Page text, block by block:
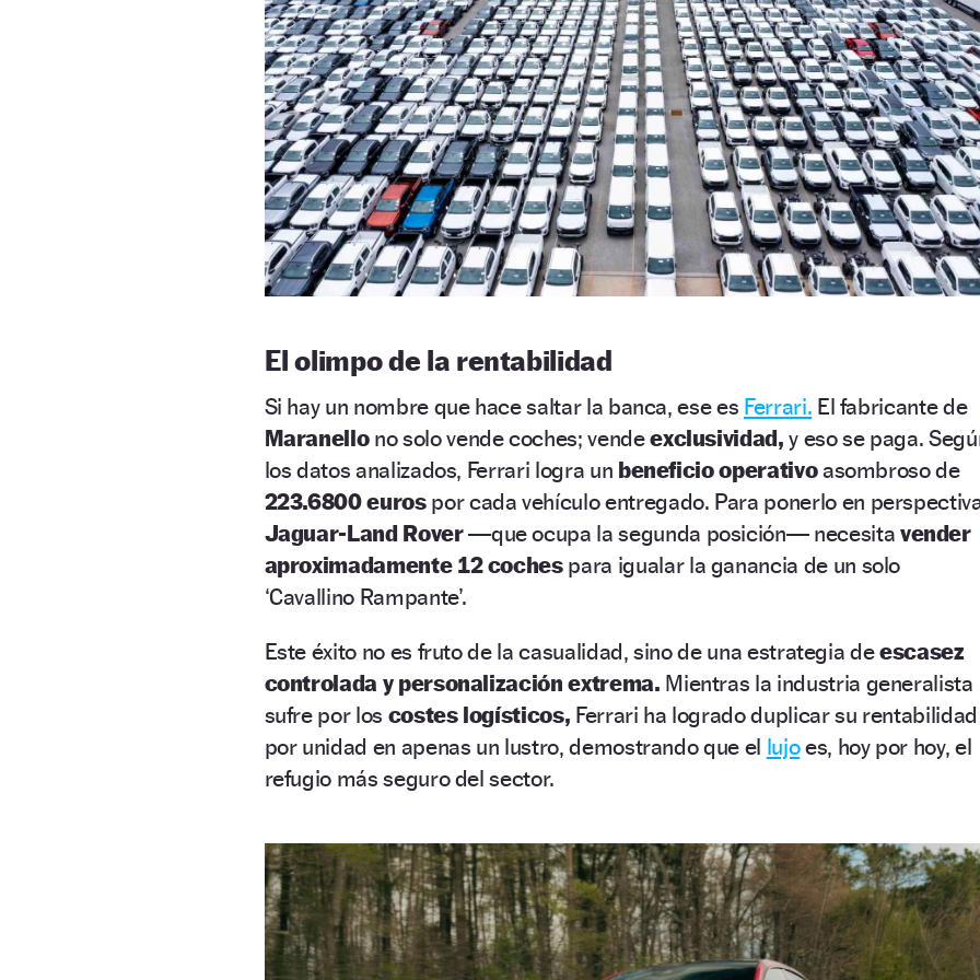
El olimpo de la rentabilidad
Si hay un nombre que hace saltar la banca, ese es Ferrari. El fabricante de
Maranellono solo vende coches; vendeexclusividad, y eso se paga.
los datos analizados, Ferrari logra un beneficio operativoasombroso de
223.6800 eurospor cada vehículo entregado. Para ponerlo en
Jaguar-Land Rover—que ocupa la segunda posición— necesita vender
aproximadamente 12 cochespara igualar la ganancia de un solo
‘Cavallino Rampante’.
Este éxito no es fruto de la casualidad, sino de una estrategia deescasez
controlada y personalización extrema. Mientras la industria generalista
sufre por los costes logísticos, Ferrari ha logrado duplicar su rentabilidad
por unidad en apenas un lustro, demostrando que el lujoes, hoy por hoy, el
refugio más seguro del sector.